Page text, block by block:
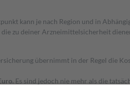
kann je nach Region und in
zu deiner Arzneimittelsicherheit
übernimmt in der Regel die
Es sind jedoch nie mehr als die